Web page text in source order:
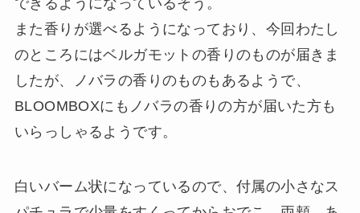
できるようになっているそう。
また香りが選べるようになっており、今回わたし
のところにはベルガモットの香りのものが届きま
したが、ノバラの香りのものもあるようで、
BLOOMBOXにもノバラの香りの方が届いた方も
いらっしゃるようです。
白いバーム状になっているので、付属の小さなス